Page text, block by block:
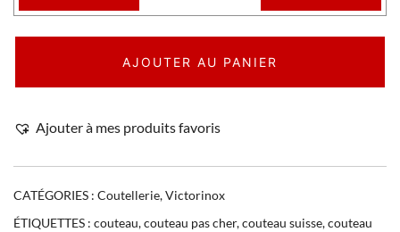
AJOUTER AU PANIER
Ajouter à mes produits favoris
CATÉGORIES : Coutellerie,Victorinox
ÉTIQUETTES : couteau,couteau pas cher,couteau suisse,couteau